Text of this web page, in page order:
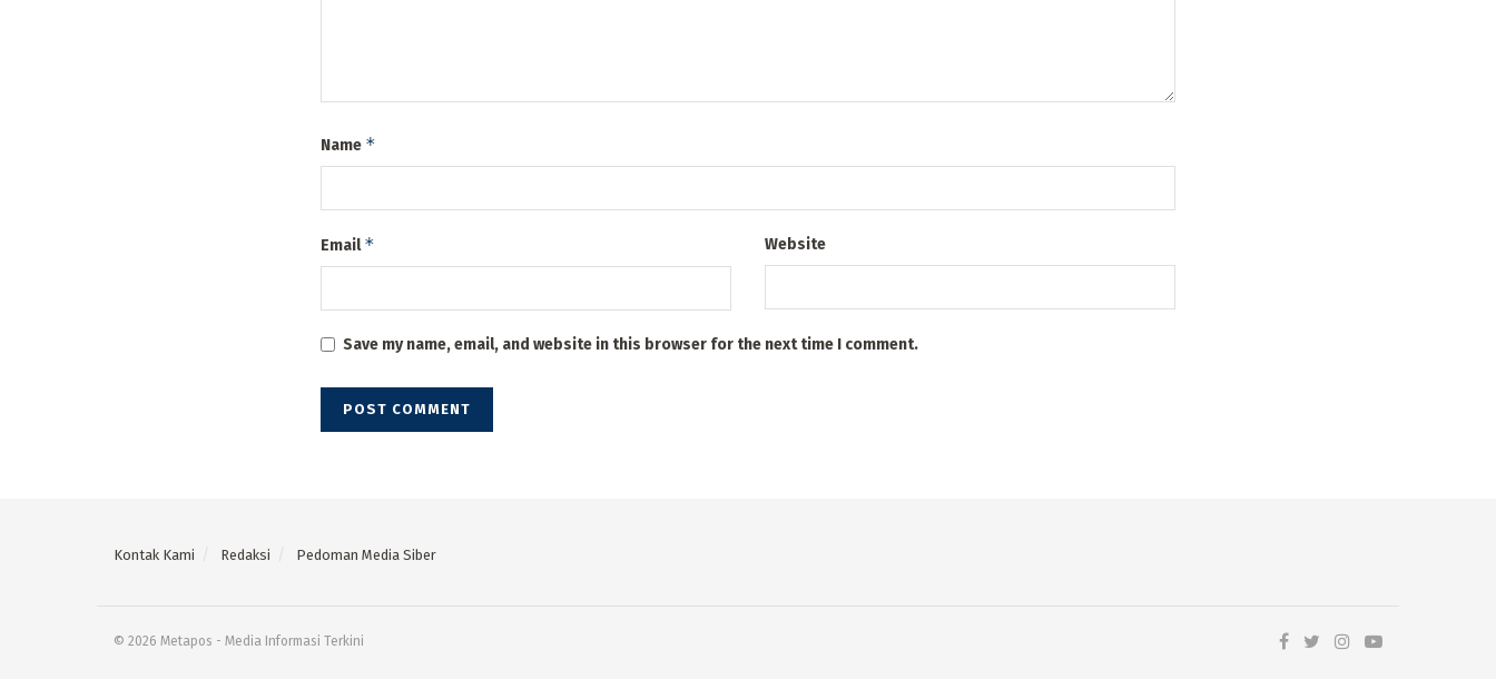
Name *
Email* Website
Save my name, email, and website in this browser for the next time I comment.
Kontak Kami Redaksi Pedoman Media Siber
© 2026 Metapos - Media Informasi Terkini